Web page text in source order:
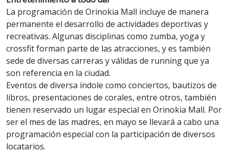
La programación de Orinokia Mall incluye de manera
permanente el desarrollo de actividades deportivas y
recreativas. Algunas disciplinas como zumba, yoga y
crossfit forman parte de las atracciones, y es también
sede de diversas carreras y válidas de running que ya
son referencia en la ciudad.
Eventos de diversa índole como conciertos, bautizos de
libros, presentaciones de corales, entre otros, también
tienen reservado un lugar especial en Orinokia Mall. Por
ser el mes de las madres, en mayo se llevará a cabo una
programación especial con la participación de diversos
locatarios.